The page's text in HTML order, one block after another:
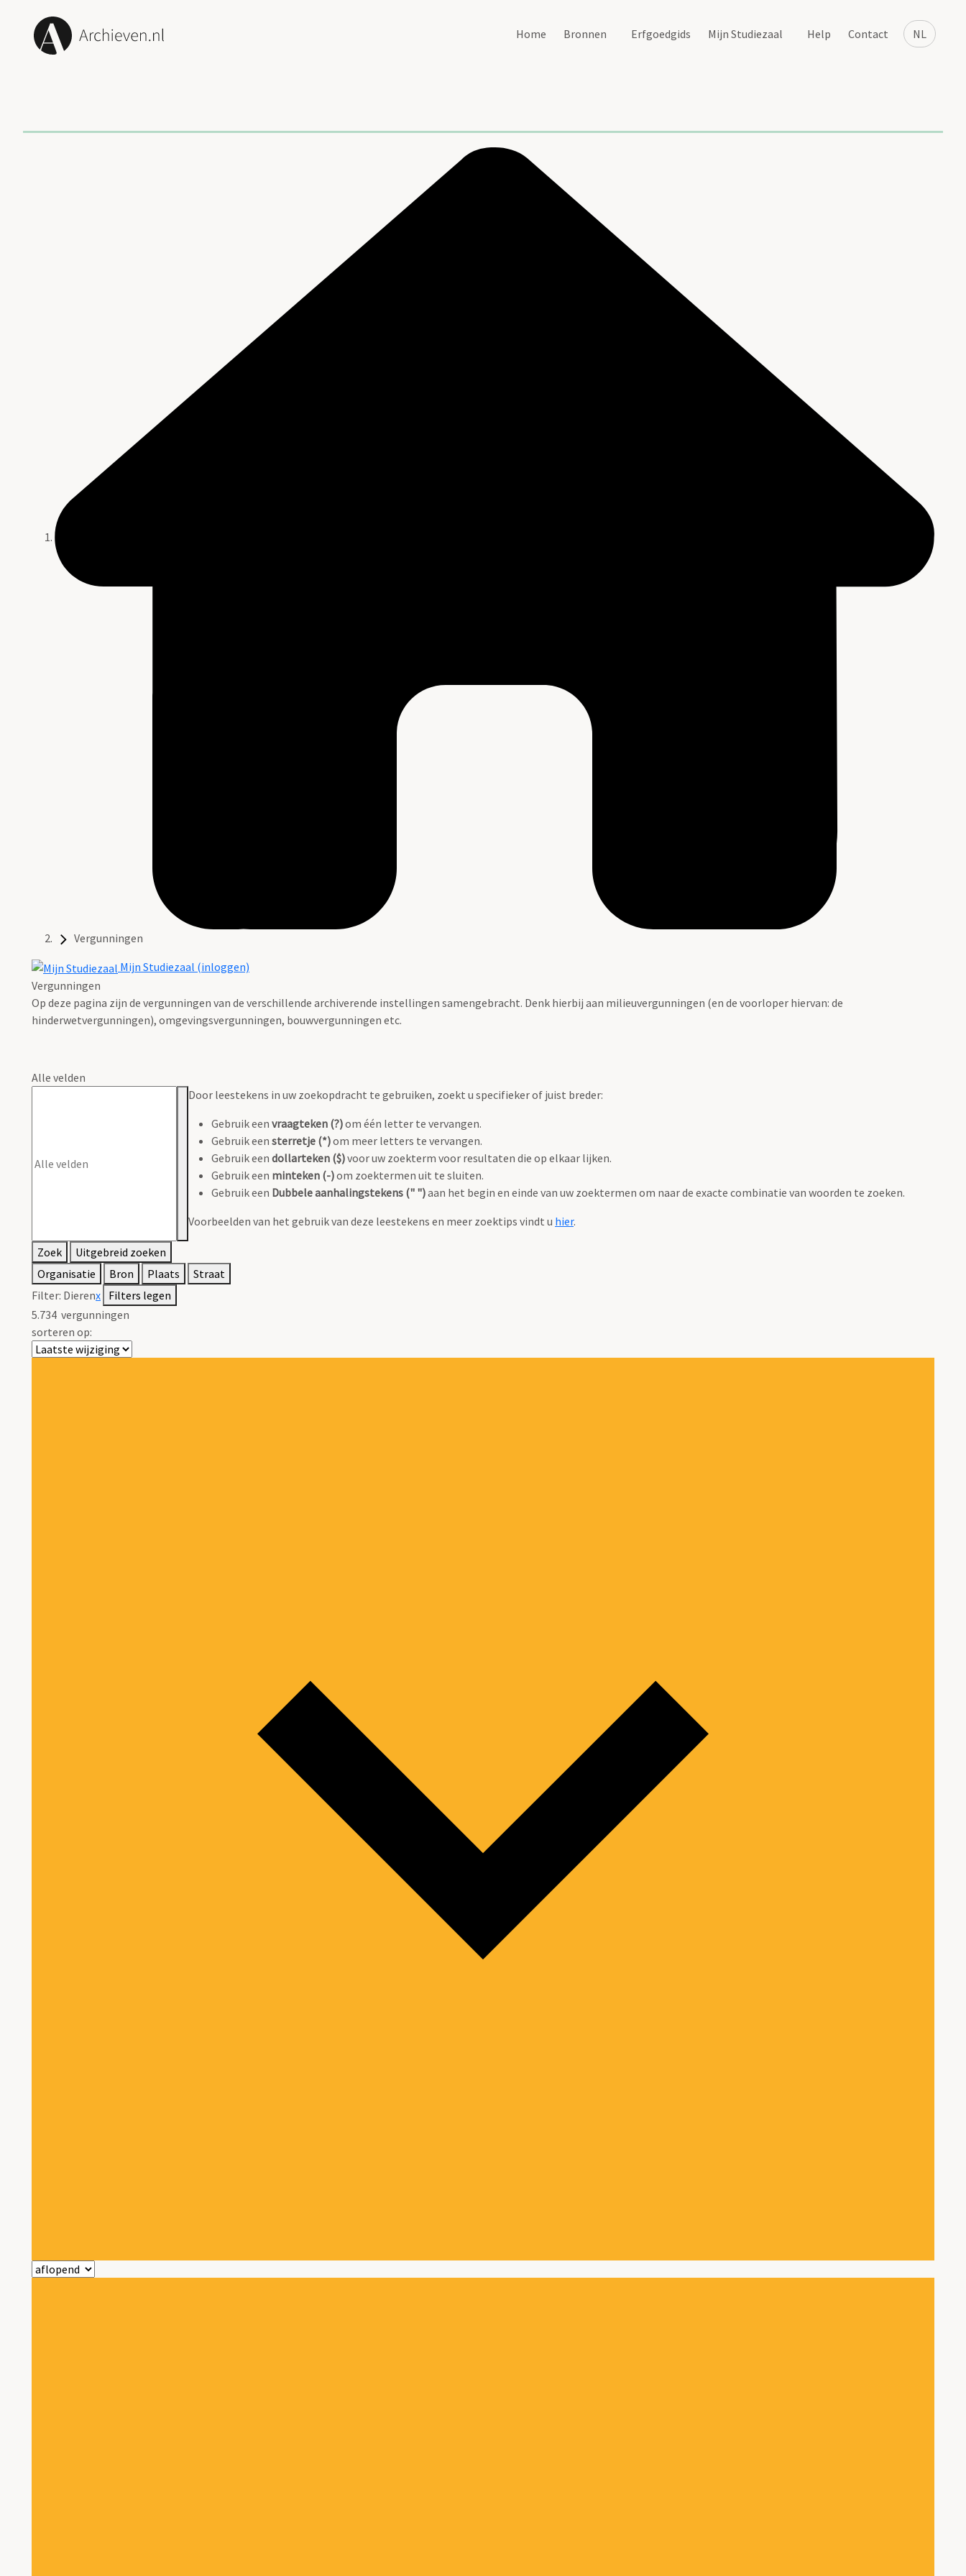
NL
Home Bronnen Erfgoedgids Mijn Studiezaal Help Contact
Vergunningen
Mijn Studiezaal (inloggen)
Vergunningen
Op deze pagina zijn de vergunningen van de verschillende archiverende instellingen samengebracht. Denk hierbij aan milieuvergunningen (en de voorloper hiervan: de
hinderwetvergunningen), omgevingsvergunningen, bouwvergunningen etc.
Alle velden
Door leestekens in uw zoekopdracht te gebruiken, zoekt u specifieker of juist breder:
Gebruik een vraagteken (?)om één letter te vervangen.
Gebruik een sterretje (*)om meer letters te vervangen.
Gebruik een dollarteken ($)voor uw zoekterm voor resultaten die op elkaar lijken.
Gebruik een minteken (-)om zoektermen uit te sluiten.
Gebruik een Dubbele aanhalingstekens (" ")aan het begin en einde van uw zoektermen om naar de exacte combinatie van woorden te zoeken.
Voorbeelden van het gebruik van deze leestekens en meer zoektips vindt u hier.
Zoek
Uitgebreid zoeken
Organisatie
Bron Plaats
Straat
Filter: Dierenx Filters legen
5.734 vergunningen
sorteren op: